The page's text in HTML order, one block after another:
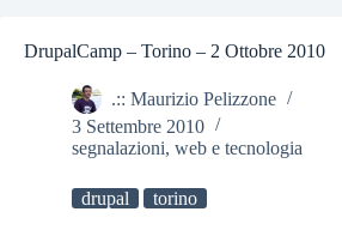
DrupalCamp – Torino – 2 Ottobre 2010
.:: Maurizio Pelizzone
3 Settembre 2010
segnalazioni, web e tecnologia
drupal torino